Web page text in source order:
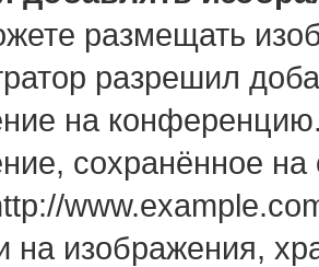
размещать
разрешил
на
сохранённое
на изображения,